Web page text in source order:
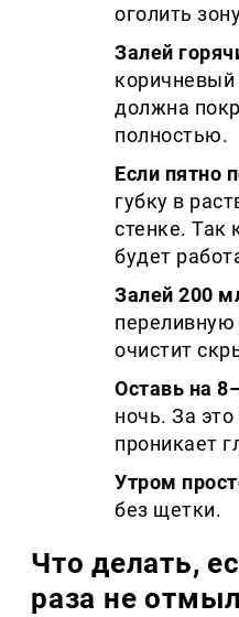
оголить
Залей
должна
полностью.
Если пятно
губку в
стенке. Так
будет
Залей 200
переливную
очистит
Оставь на
ночь. За
проникает
Утром
без щетки.
Что делать,
раза не